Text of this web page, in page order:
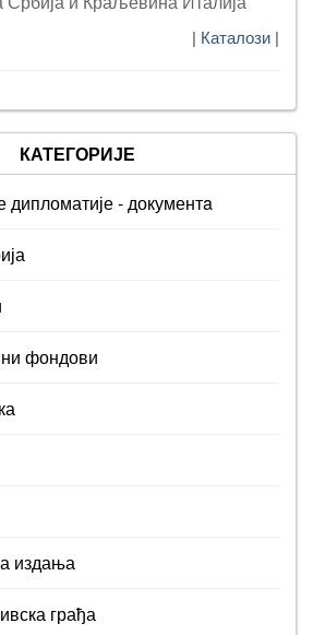
| Каталози |
КАТЕГОРИЈЕ
дипломатије - документa
фондови
издања
грађа